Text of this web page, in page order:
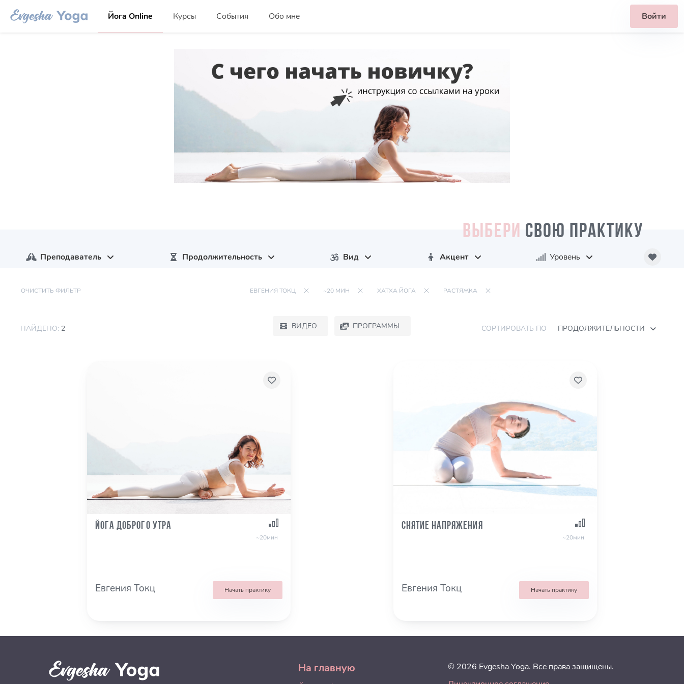
Йога Online Курсы События Обо мне Войти
ВЫБЕРИ СВОЮ ПРАКТИКУ
Преподаватель Продолжительность Вид Акцент Уровень
ОЧИСТИТЬ ФИЛЬТР ЕВГЕНИЯ ТОКЦ ~20 МИН ХАТХА ЙОГА РАСТЯЖКА
НАЙДЕНО: 2 ВИДЕО ПРОГРАММЫ СОРТИРОВАТЬ ПО ПРОДОЛЖИТЕЛЬНОСТИ
Йога доброго утра
~20мин
Евгения Токц Начать практику
Снятие напряжения
~20мин
Евгения Токц Начать практику
На главную
© 2026 Evgesha Yoga. Все права защищены.